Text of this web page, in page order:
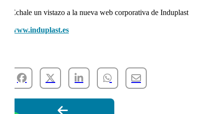
Échale un vistazo a la nueva web corporativa de Induplast
www.induplast.es